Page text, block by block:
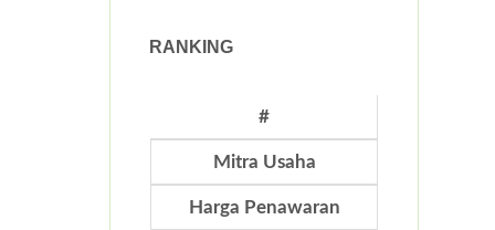
RANKING
#
Mitra Usaha
Harga Penawaran